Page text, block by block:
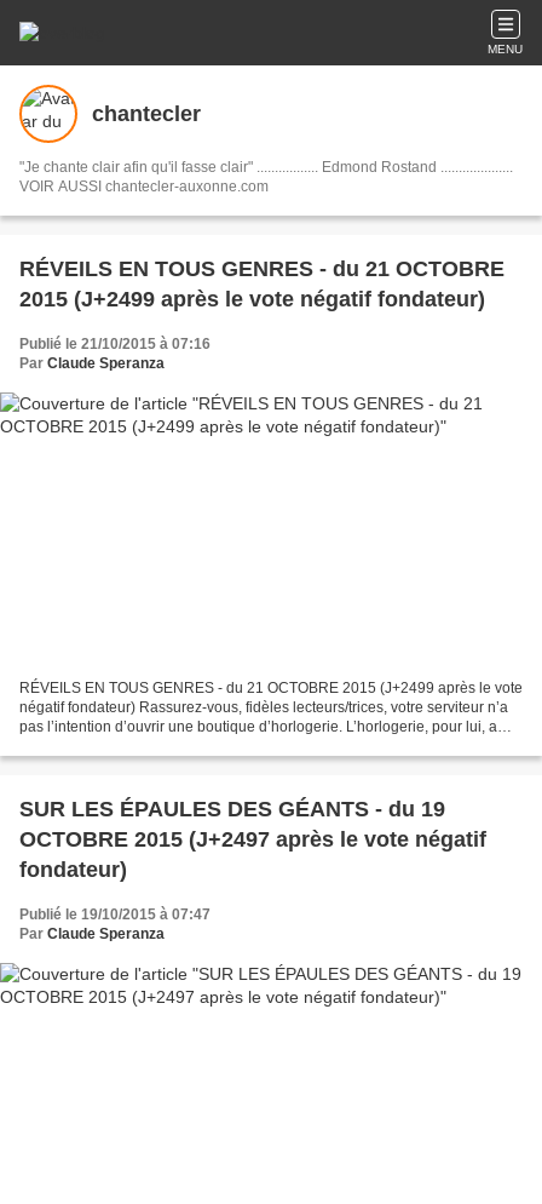
MENU
chantecler
"Je chante clair afin qu'il fasse clair" ................. Edmond Rostand ....................
VOIR AUSSI chantecler-auxonne.com
RÉVEILS EN TOUS GENRES - du 21 OCTOBRE
2015 (J+2499 après le vote négatif fondateur)
Publié le 21/10/2015 à 07:16
Par Claude Speranza
RÉVEILS EN TOUS GENRES - du 21 OCTOBRE 2015 (J+2499 après le vote
négatif fondateur) Rassurez-vous, fidèles lecteurs/trices, votre serviteur n’a
pas l’intention d’ouvrir une boutique d’horlogerie. L’horlogerie, pour lui, a
SUR LES ÉPAULES DES GÉANTS - du 19
OCTOBRE 2015 (J+2497 après le vote négatif
fondateur)
Publié le 19/10/2015 à 07:47
Par Claude Speranza